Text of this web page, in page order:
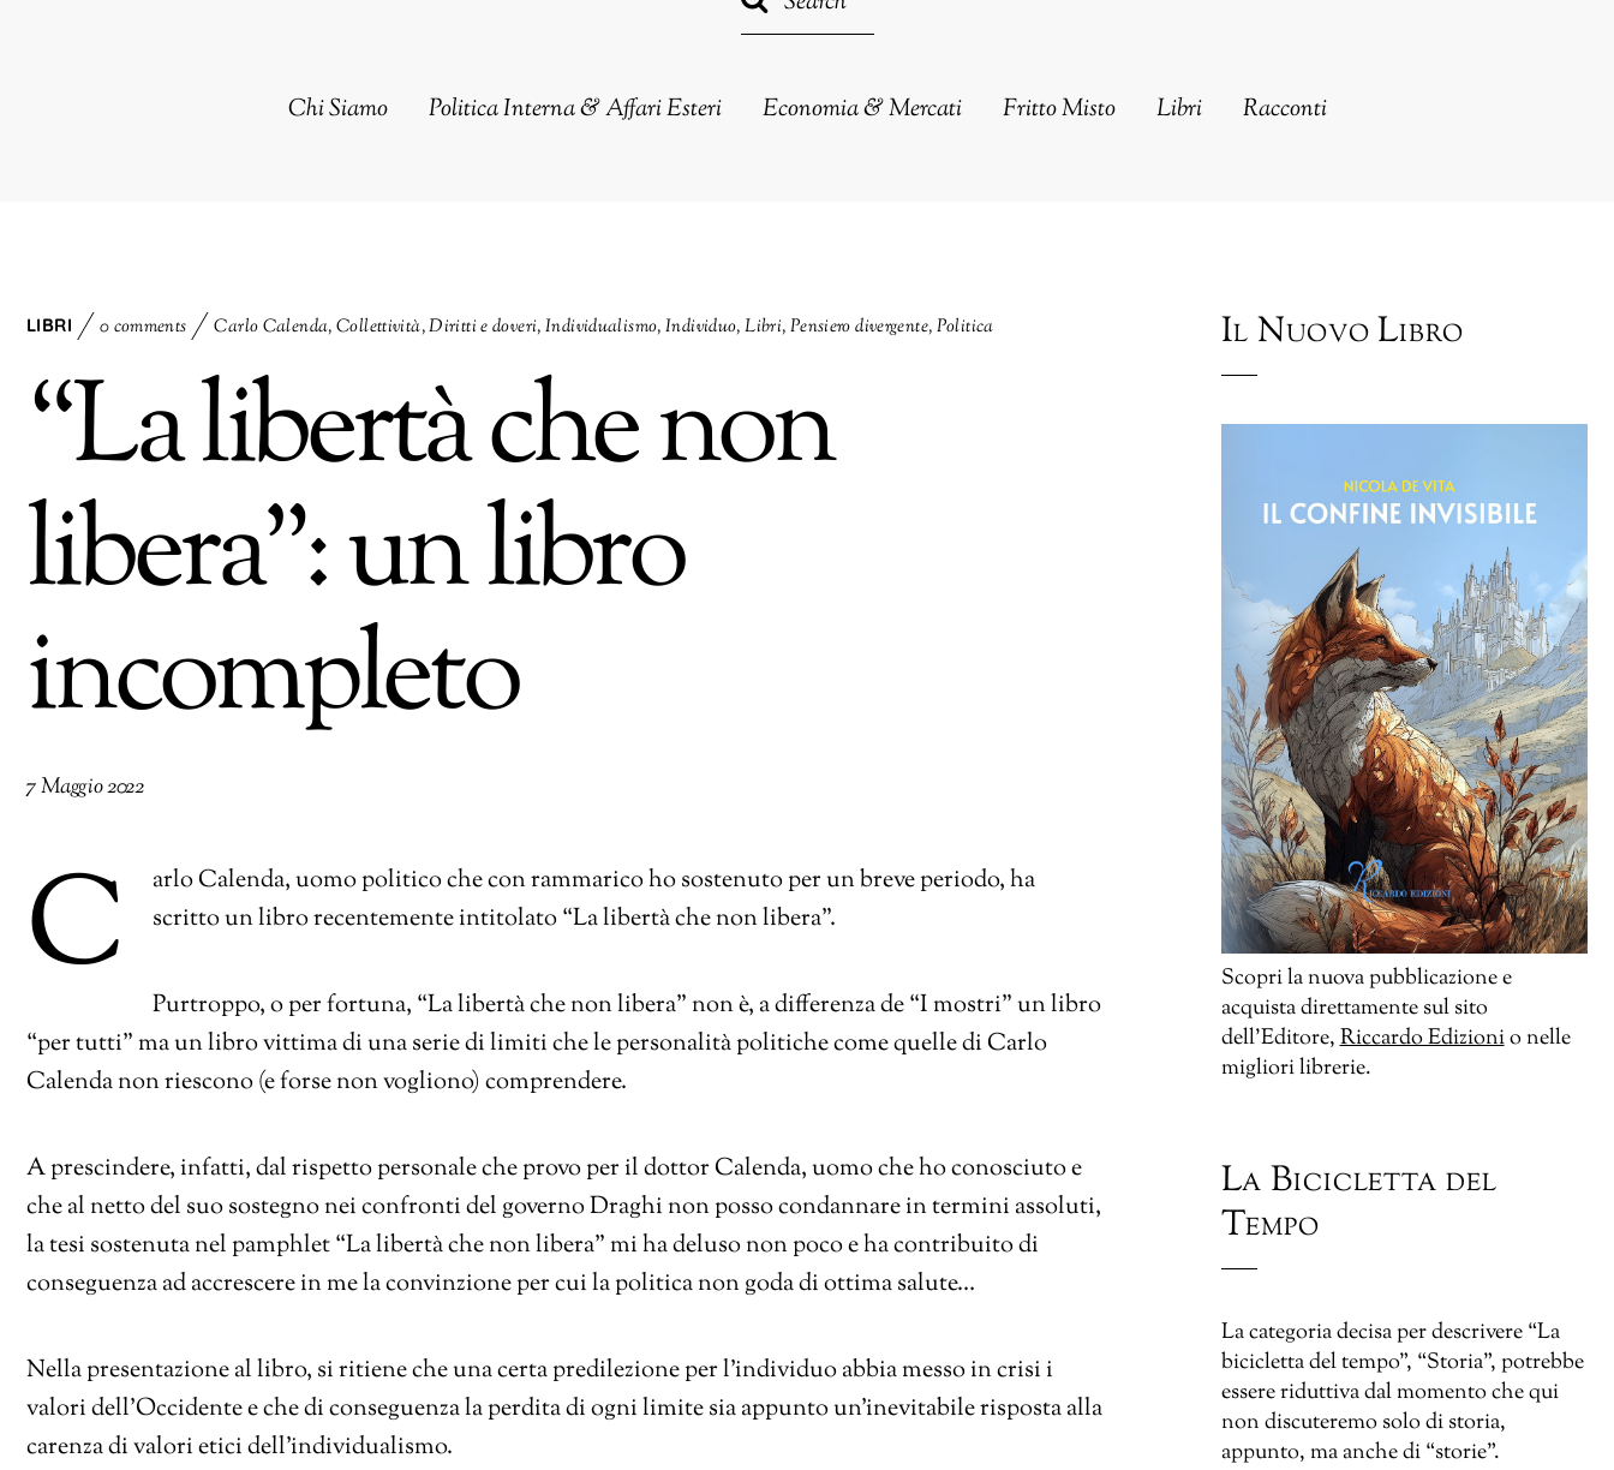
Chi Siamo Politica Interna & Affari Esteri Economia & Mercati Fritto Misto Libri Racconti
LIBRI 0 comments Carlo Calenda,Collettività,Diritti e doveri,Individualismo,Individuo,Libri,Pensiero divergente,Politica
“La libertà che non
libera”: un libro
incompleto
7 Maggio 2022
C
arlo Calenda, uomo politico che con rammarico ho sostenuto per un breve periodo, ha
scritto un libro recentemente intitolato “La libertà che non libera”.
Purtroppo, o per fortuna, “La libertà che non libera” non è, a differenza de “I mostri” un libro
“per tutti” ma un libro vittima di una serie di limiti che le personalità politiche come quelle di Carlo
Calenda non riescono (e forse non vogliono) comprendere.
A prescindere, infatti, dal rispetto personale che provo per il dottor Calenda, uomo che ho conosciuto e
che al netto del suo sostegno nei confronti del governo Draghi non posso condannare in termini assoluti,
la tesi sostenuta nel pamphlet “La libertà che non libera” mi ha deluso non poco e ha contribuito di
conseguenza ad accrescere in me la convinzione per cui la politica non goda di ottima salute…
Nella presentazione al libro, si ritiene che una certa predilezione per l’individuo abbia messo in crisi i
valori dell’Occidente e che di conseguenza la perdita di ogni limite sia appunto un’inevitabile risposta alla
carenza di valori etici dell’individualismo.
Il Nuovo Libro
Scopri la nuova pubblicazione e
acquista direttamente sul sito
dell’Editore,Riccardo Edizionio nelle
migliori librerie.
La Bicicletta del
Tempo
La categoria decisa per descrivere “La
bicicletta del tempo”, “Storia”, potrebbe
essere riduttiva dal momento che qui
non discuteremo solo di storia,
appunto, ma anche di “storie”.